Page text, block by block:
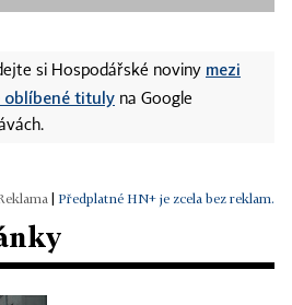
si Hospodářské noviny mezi
oblíbené tituly na Google
Předplatné HN+ je zcela bez reklam.